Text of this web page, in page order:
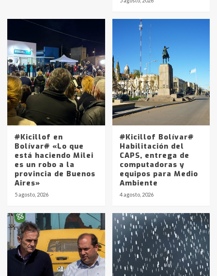
#Kicillof en
Bolívar# «Lo que
está haciendo Milei
es un robo a la
provincia de Buenos
Aires»
5 agosto, 2026
#Kicillof Bolívar#
Habilitación del
CAPS, entrega de
computadoras y
equipos para Medio
Ambiente
4 agosto, 2026
Identidad de los adolescentes
pampeanos que fueron
protagonistas del fatal accidente
en la mañana del lunes